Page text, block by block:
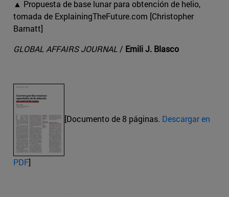
▲ Propuesta de base lunar para obtención de helio,
tomada de ExplainingTheFuture.com [Christopher
Barnatt]
GLOBAL AFFAIRS JOURNAL / Emili J. Blasco
[Documento de 8 páginas. Descargar en
PDF]